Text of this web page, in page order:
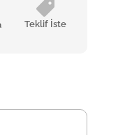
Teklif İste